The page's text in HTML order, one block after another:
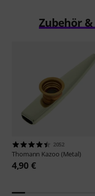
Zubehör
2052
Thomann Kazoo (Metal)
4,90 €